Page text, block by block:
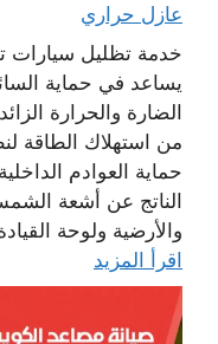
عازل حراري
خدمة تظليل سيارات
يساعد في حماية
الضارة والحرارة
من استهلاك الطاقة
حماية العوادم
الناتج عن أشعة
والأرضية ولوحة
اقرأ المزيد